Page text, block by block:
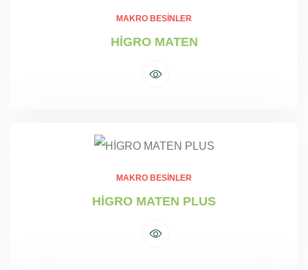
MAKRO BESINLER
HİGRO MATEN
MAKRO BESINLER
HİGRO MATEN PLUS